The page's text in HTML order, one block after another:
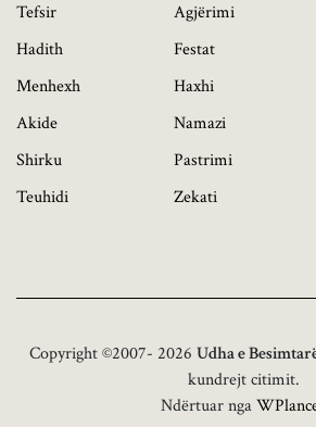
Tefsir
Hadith
Menhexh
Akide
Shirku
Teuhidi
Agjërimi
Festat
Haxhi
Namazi
Pastrimi
Zekati
Copyright ©2007- 2026 Udha e
kundrejt citimit.
Ndërtuar nga